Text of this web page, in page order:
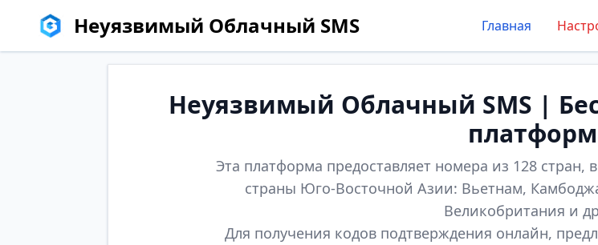
Неуязвимый Облачный SMS Главная
Неуязвимый Облачный SMS |
Эта платформа предоставляет номера из 128
страны Юго-Восточной Азии: Вьетнам,
Великобритания и
Для получения кодов подтверждения онлайн,